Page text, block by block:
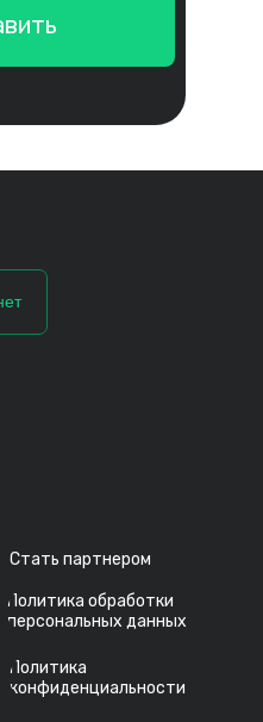
Политика
конфиденциальности
Стать партнером
Политика обработки
персональных данных